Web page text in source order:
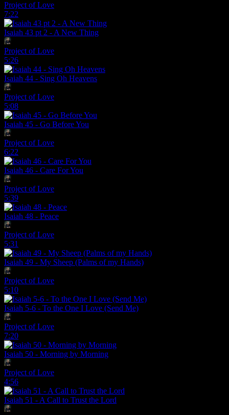
Project of Love
7:22
Isaiah 43 pt 2 - A New Thing
Project of Love
5:26
Isaiah 44 - Sing Oh Heavens
Project of Love
5:08
Isaiah 45 - Go Before You
Project of Love
6:22
Isaiah 46 - Care For You
Project of Love
5:39
Isaiah 48 - Peace
Project of Love
5:31
Isaiah 49 - My Sheep (Palms of my Hands)
Project of Love
5:10
Isaiah 5-6 - To the One I Love (Send Me)
Project of Love
7:20
Isaiah 50 - Morning by Morning
Project of Love
4:56
Isaiah 51 - A Call to Trust the Lord